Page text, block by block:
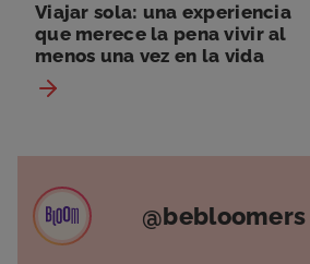
Viajar sola: una experiencia
que merece la pena vivir al
menos una vez en la vida
@bebloomers